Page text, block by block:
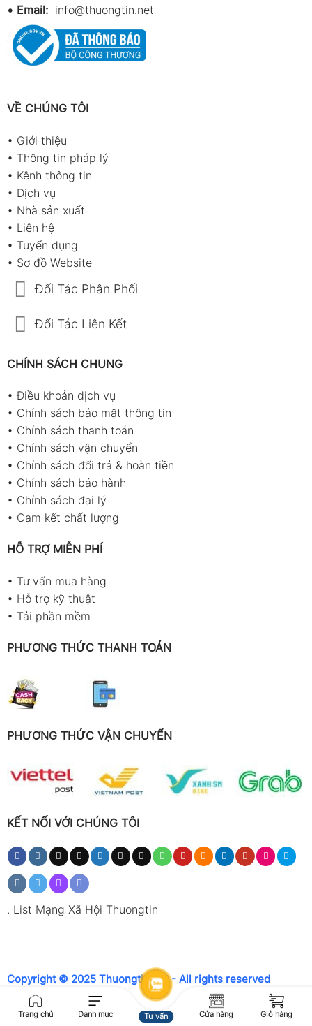
• Email: info@thuongtin.net
VỀ CHÚNG TÔI
• Giới thiệu
• Thông tin pháp lý
• Kênh thông tin
• Dịch vụ
• Nhà sản xuất
• Liên hệ
• Tuyển dụng
• Sơ đồ Website
Đối Tác Phân Phối
Đối Tác Liên Kết
CHÍNH SÁCH CHUNG
•Điều khoản dịch vụ
• Chính sách bảo mật thông tin
• Chính sách thanh toán
• Chính sách vận chuyển
• Chính sách đổi trả & hoàn tiền
• Chính sách bảo hành
• Chính sách đại lý
• Cam kết chất lượng
HỖ TRỢ MIỄN PHÍ
• Tư vấn mua hàng
• Hỗ trợ kỹ thuật
• Tải phần mềm
PHƯƠNG THỨC THANH TOÁN
PHƯƠNG THỨC VẬN CHUYỂN
KẾT NỐI VỚI CHÚNG TÔI
. List Mạng Xã Hội Thuongtin
Copyright © 2025 Thuongtin.net - All rights reserved
Trang chủ Danh mục Tư vấn Cửa hàng Giỏ hàng